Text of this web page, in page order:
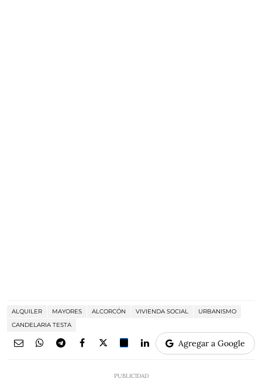
ALQUILER MAYORES ALCORCÓN VIVIENDA SOCIAL
URBANISMO
CANDELARIA TESTA
Agregar a Google